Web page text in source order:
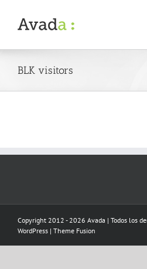
content
BLK visitors
Copyright 2012 - 2026 Avada | Todos los
WordPress | Theme Fusion